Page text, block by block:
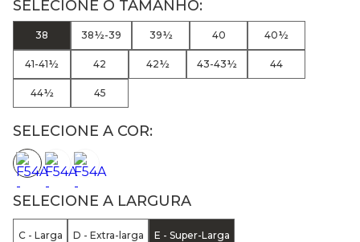
38 38½-39 39½ 40 40½
41-41½ 42 42½ 43-43½ 44
44½ 45
SELECIONE A COR:
SELECIONE A LARGURA
C - Larga D - Extra-larga E - Super-Larga